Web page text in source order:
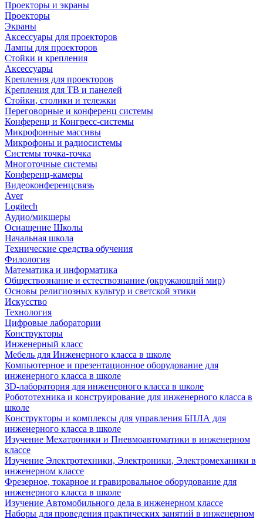
Проекторы и экраны
Проекторы
Экраны
Аксессуары для проекторов
Лампы для проекторов
Стойки и крепления
Аксессуары
Крепления для проекторов
Крепления для ТВ и панелей
Стойки, столики и тележки
Переговорные и конференц системы
Конференц и Конгресс-системы
Микрофонные массивы
Микрофоны и радиосистемы
Системы точка-точка
Многоточные системы
Конференц-камеры
Видеоконференцсвязь
Aver
Logitech
Аудио/микшеры
Оснащение Школы
Начальная школа
Технические средства обучения
Филология
Математика и информатика
Обществознание и естествознание (окружающий мир)
Основы религиозных культур и светской этики
Искусство
Технология
Цифровые лаборатории
Конструкторы
Инженерный класс
Мебель для Инженерного класса в школе
Компьютерное и презентационное оборудование для
инженерного класса в школе
3D-лаборатория для инженерного класса в школе
Робототехника и конструирование для инженерного класса в
школе
Конструкторы и комплексы для управления БПЛА для
инженерного класса в школе
Изучение Мехатроники и Пневмоавтоматики в инженерном
классе
Изучение Электротехники, Электроники, Электромеханики в
инженерном классе
Фрезерное, токарное и гравировальное оборудование для
инженерного класса в школе
Изучение Автомобильного дела в инженерном классе
Наборы для проведения практических занятий в инженерном